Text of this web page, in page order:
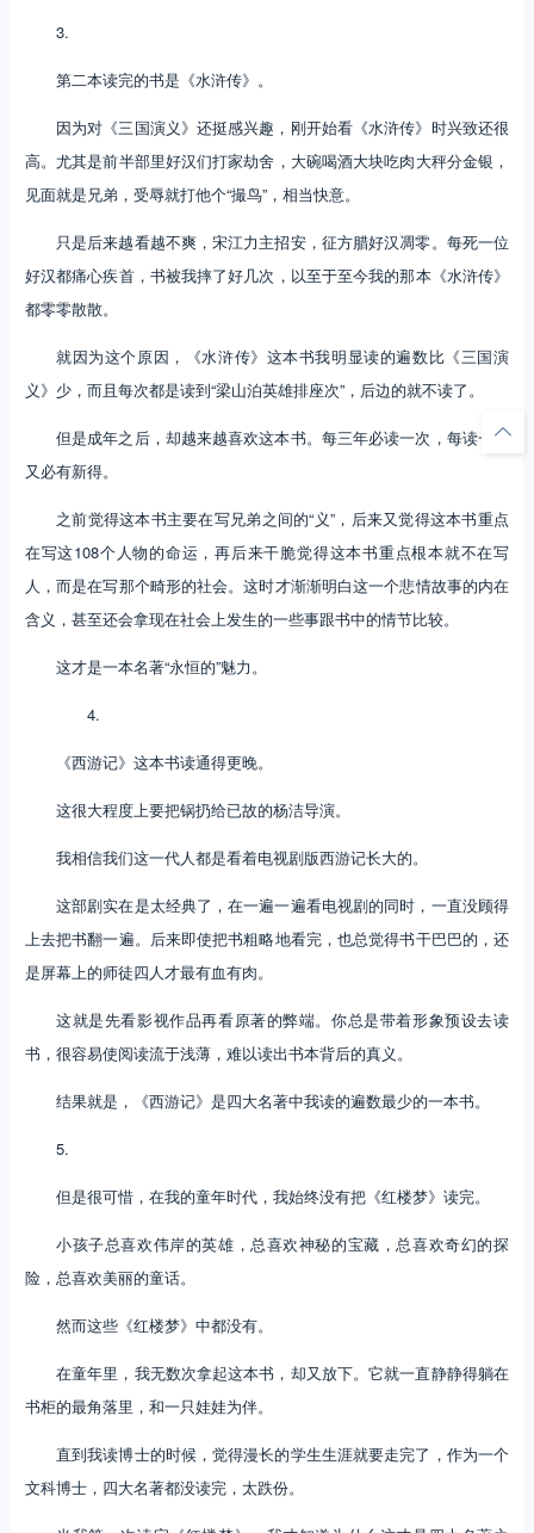
3.
第二本读完的书是《水浒传》。
因为对《三国演义》还挺感兴趣，刚开始看《水浒传》时兴致还很
高。尤其是前半部里好汉们打家劫舍，大碗喝酒大块吃肉大秤分金银，
见面就是兄弟，受辱就打他个“撮鸟”，相当快意。
只是后来越看越不爽，宋江力主招安，征方腊好汉凋零。每死一位
好汉都痛心疾首，书被我摔了好几次，以至于至今我的那本《水浒传》
都零零散散。
就因为这个原因，《水浒传》这本书我明显读的遍数比《三国演
义》少，而且每次都是读到“梁山泊英雄排座次”，后边的就不读了。
但是成年之后，却越来越喜欢这本书。每三年必读一次，每读一次
又必有新得。
之前觉得这本书主要在写兄弟之间的“义”，后来又觉得这本书重点
在写这108个人物的命运，再后来干脆觉得这本书重点根本就不在写
人，而是在写那个畸形的社会。这时才渐渐明白这一个悲情故事的内在
含义，甚至还会拿现在社会上发生的一些事跟书中的情节比较。
这才是一本名著“永恒的”魅力。
4.
《西游记》这本书读通得更晚。
这很大程度上要把锅扔给已故的杨洁导演。
我相信我们这一代人都是看着电视剧版西游记长大的。
这部剧实在是太经典了，在一遍一遍看电视剧的同时，一直没顾得
上去把书翻一遍。后来即使把书粗略地看完，也总觉得书干巴巴的，还
是屏幕上的师徒四人才最有血有肉。
这就是先看影视作品再看原著的弊端。你总是带着形象预设去读
书，很容易使阅读流于浅薄，难以读出书本背后的真义。
结果就是，《西游记》是四大名著中我读的遍数最少的一本书。
5.
但是很可惜，在我的童年时代，我始终没有把《红楼梦》读完。
小孩子总喜欢伟岸的英雄，总喜欢神秘的宝藏，总喜欢奇幻的探
险，总喜欢美丽的童话。
然而这些《红楼梦》中都没有。
在童年里，我无数次拿起这本书，却又放下。它就一直静静得躺在
书柜的最角落里，和一只娃娃为伴。
直到我读博士的时候，觉得漫长的学生生涯就要走完了，作为一个
文科博士，四大名著都没读完，太跌份。